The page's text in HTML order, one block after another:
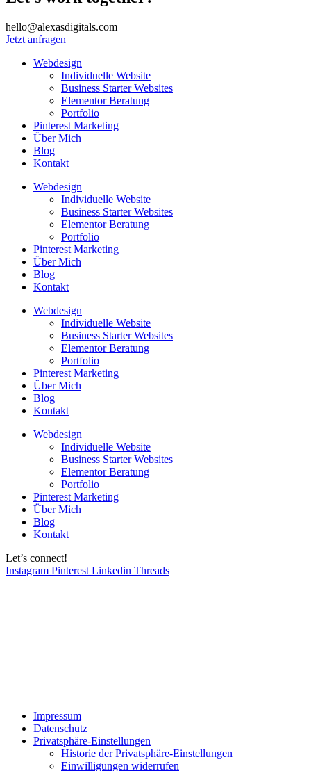
hello@alexasdigitals.com
Jetzt anfragen
Webdesign
Individuelle Website
Business Starter Websites
Elementor Beratung
Portfolio
Pinterest Marketing
Über Mich
Blog
Kontakt
Webdesign
Individuelle Website
Business Starter Websites
Elementor Beratung
Portfolio
Pinterest Marketing
Über Mich
Blog
Kontakt
Webdesign
Individuelle Website
Business Starter Websites
Elementor Beratung
Portfolio
Pinterest Marketing
Über Mich
Blog
Kontakt
Webdesign
Individuelle Website
Business Starter Websites
Elementor Beratung
Portfolio
Pinterest Marketing
Über Mich
Blog
Kontakt
Let’s connect!
Instagram Pinterest Linkedin Threads
Impressum
Datenschutz
Privatsphäre-Einstellungen
Historie der Privatsphäre-Einstellungen
Einwilligungen widerrufen